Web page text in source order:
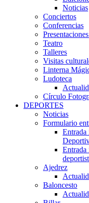
Noticias
Conciertos
Conferencias
Teatro
Talleres
Visitas
Linterna
Ludoteca
Círculo
DEPORTES
Noticias
Formulario
Entrada
Entrada
Ajedrez
Baloncesto